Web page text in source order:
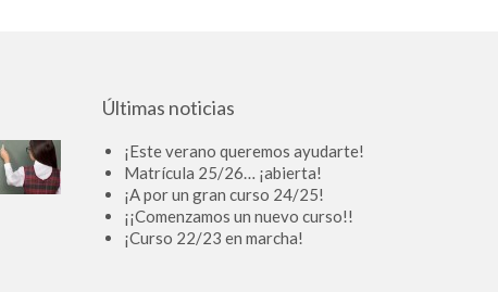
Últimas noticias
¡Este verano queremos ayudarte!
Matrícula 25/26… ¡abierta!
¡A por un gran curso 24/25!
¡¡Comenzamos un nuevo curso!!
¡Curso 22/23 en marcha!